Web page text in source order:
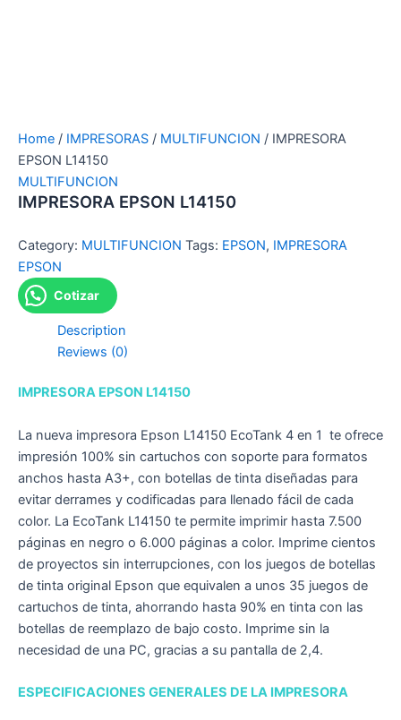
Home / IMPRESORAS / MULTIFUNCION / IMPRESORA
EPSON L14150
MULTIFUNCION
IMPRESORA EPSON L14150
Category: MULTIFUNCION Tags: EPSON, IMPRESORA
EPSON
Cotizar
Description
Reviews (0)
IMPRESORA EPSON L14150
La nueva impresora Epson L14150 EcoTank 4 en 1 te ofrece
impresión 100% sin cartuchos con soporte para formatos
anchos hasta A3+, con botellas de tinta diseñadas para
evitar derrames y codificadas para llenado fácil de cada
color. La EcoTank L14150 te permite imprimir hasta 7.500
páginas en negro o 6.000 páginas a color. Imprime cientos
de proyectos sin interrupciones, con los juegos de botellas
de tinta original Epson que equivalen a unos 35 juegos de
cartuchos de tinta, ahorrando hasta 90% en tinta con las
botellas de reemplazo de bajo costo. Imprime sin la
necesidad de una PC, gracias a su pantalla de 2,4.
ESPECIFICACIONES GENERALES DE LA IMPRESORA